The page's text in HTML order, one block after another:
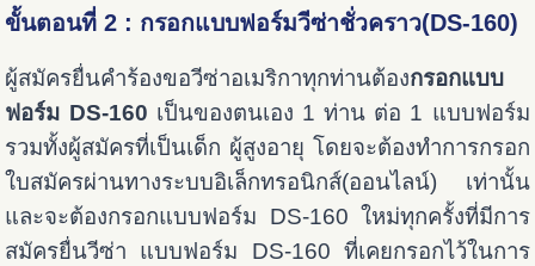
ขั้นตอนที่ 2 : กรอกแบบฟอร์มวีซ่าชั่วคราว(DS-160)
ผู้สมัครยื่นคำร้องขอวีซ่าอเมริกาทุกท่านต้องกรอกแบบ
ฟอร์ม DS-160 เป็นของตนเอง 1 ท่าน ต่อ 1 แบบฟอร์ม
รวมทั้งผู้สมัครที่เป็นเด็ก ผู้สูงอายุ โดยจะต้องทำการกรอก
ใบสมัครผ่านทางระบบอิเล็กทรอนิกส์(ออนไลน์) เท่านั้น
และจะต้องกรอกแบบฟอร์ม DS-160 ใหม่ทุกครั้งที่มีการ
สมัครยื่นวีซ่า แบบฟอร์ม DS-160 ที่เคยกรอกไว้ในการ